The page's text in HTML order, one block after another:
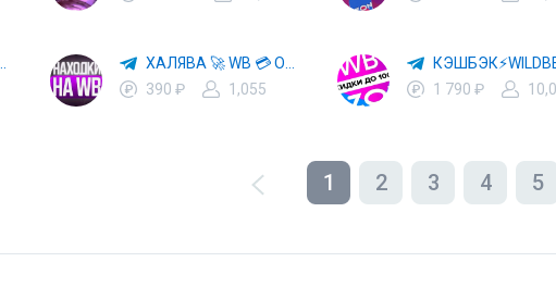
390 ₽
1,055
1 790 ₽
1 2 3 4 5